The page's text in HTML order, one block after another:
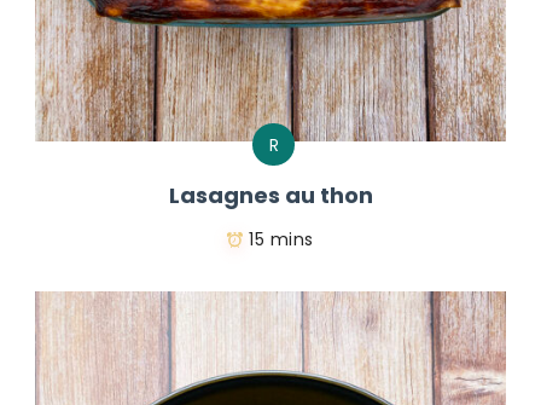
R
Lasagnes au thon
15 mins